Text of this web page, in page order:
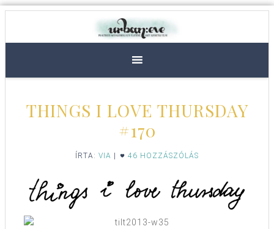
THINGS I LOVE THURSDAY
#170
ÍRTA: VIA 46 HOZZÁSZÓLÁS